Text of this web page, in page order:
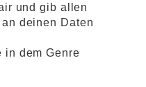
und gib allen
deinen Daten
in dem Genre